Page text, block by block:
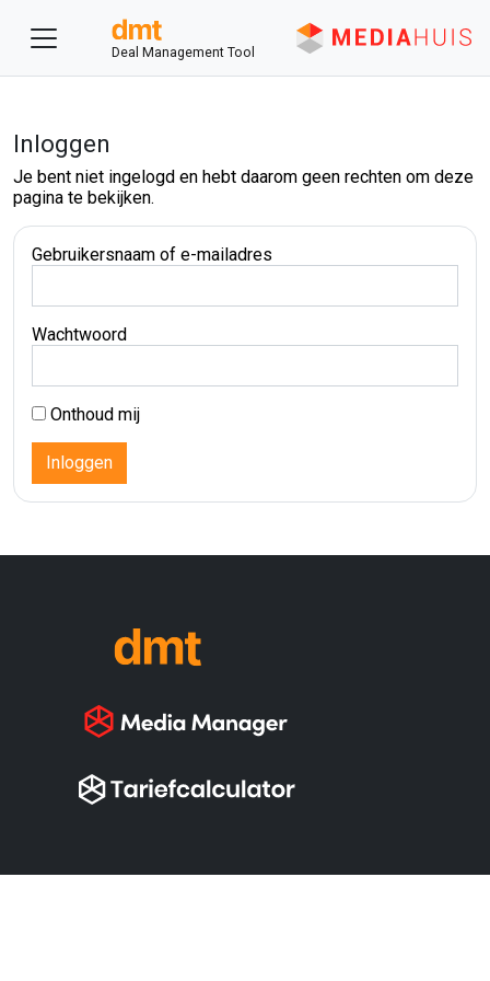
Deal Management Tool
Inloggen
Je bent niet ingelogd en hebt daarom geen rechten om deze
pagina te bekijken.
Gebruikersnaam of e-mailadres
Wachtwoord
Onthoud mij